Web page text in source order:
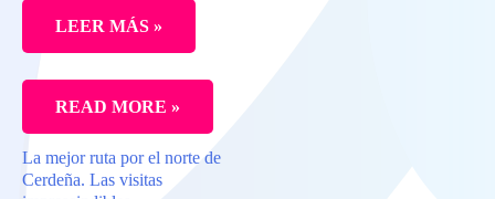
LEER MÁS »
CUÁNTO
CUESTA
VIAJAR
READ MORE »
La mejor ruta por el norte de
Cerdeña. Las visitas